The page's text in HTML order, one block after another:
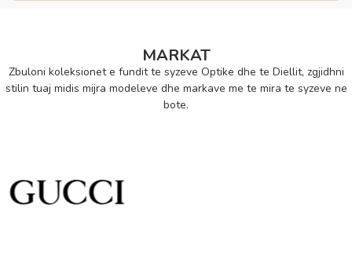
MARKAT
Zbuloni koleksionet e fundit te syzeve Optike dhe te Diellit, zgjidhni
stilin tuaj midis mijra modeleve dhe markave me te mira te syzeve ne
bote.